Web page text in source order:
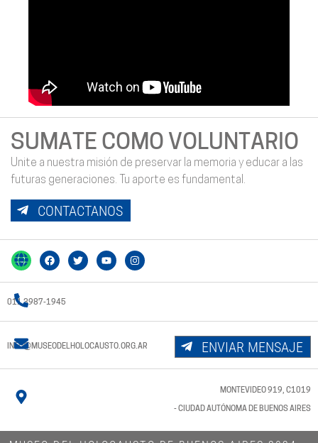
SUMATE COMO VOLUNTARIO
Unite a nuestra misión de preservar la memoria y educar a las
futuras generaciones. Tu aporte es fundamental.
CONTACTANOS
011 3987-1945
INFO@MUSEODELHOLOCAUSTO.ORG.AR ENVIAR MENSAJE
MONTEVIDEO 919, C1019
- CIUDAD AUTÓNOMA DE BUENOS AIRES